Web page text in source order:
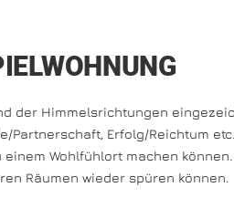
der Himmelsrichtungen
Partnerschaft, Erfolg/Reichtum
Wohlfühlort machen
Räumen wieder spüren können.